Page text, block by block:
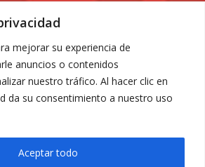
mejorar su experiencia de
anuncios o contenidos
nuestro tráfico. Al hacer clic en
da su consentimiento a nuestro uso
Aceptar todo
bombas nº6. 30009 Murcia